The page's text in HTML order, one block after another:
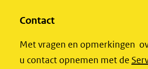
Contact
Met vragen en opmerkingen
u contact opnemen met de